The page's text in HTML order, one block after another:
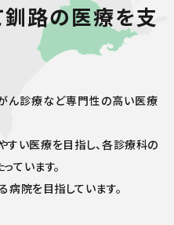
釧路の医療を支
ん診療など専門性の高い医療
すい医療を目指し、各診療科の
ています。
病院を目指しています。